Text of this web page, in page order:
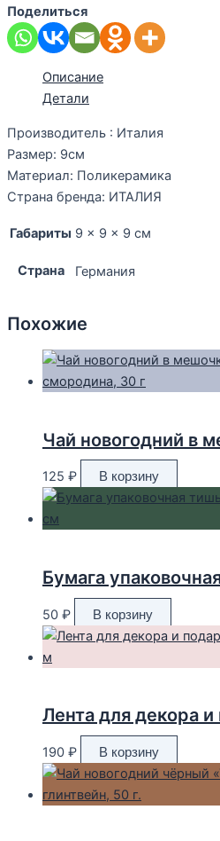
Поделиться
Описание
Детали
Производитель : Италия
Размер: 9см
Материал: Поликерамика
Страна бренда: ИТАЛИЯ
Габариты 9 × 9 × 9 см
Страна Германия
Похожие
125 ₽ В корзину
50 ₽ В корзину
190 ₽ В корзину